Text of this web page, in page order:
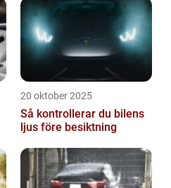
20 oktober 2025
Så kontrollerar du bilens
ljus före besiktning